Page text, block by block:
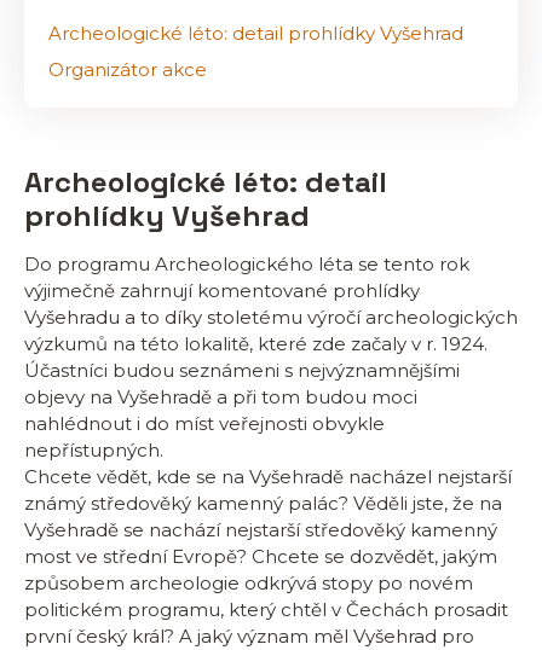
Archeologické léto: detail prohlídky Vyšehrad
Organizátor akce
Archeologické léto: detail
prohlídky Vyšehrad
Do programu Archeologického léta se tento rok
výjimečně zahrnují komentované prohlídky
Vyšehradu a to díky stoletému výročí archeologických
výzkumů na této lokalitě, které zde začaly v r. 1924.
Účastníci budou seznámeni s nejvýznamnějšími
objevy na Vyšehradě a při tom budou moci
nahlédnout i do míst veřejnosti obvykle
nepřístupných.
Chcete vědět, kde se na Vyšehradě nacházel nejstarší
známý středověký kamenný palác? Věděli jste, že na
Vyšehradě se nachází nejstarší středověký kamenný
most ve střední Evropě? Chcete se dozvědět, jakým
způsobem archeologie odkrývá stopy po novém
politickém programu, který chtěl v Čechách prosadit
první český král? A jaký význam měl Vyšehrad pro